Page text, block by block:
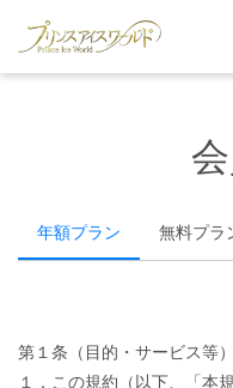
年額プラン 無料プラ
第１条（目的・サービス等）
１．この規約（以下、「本